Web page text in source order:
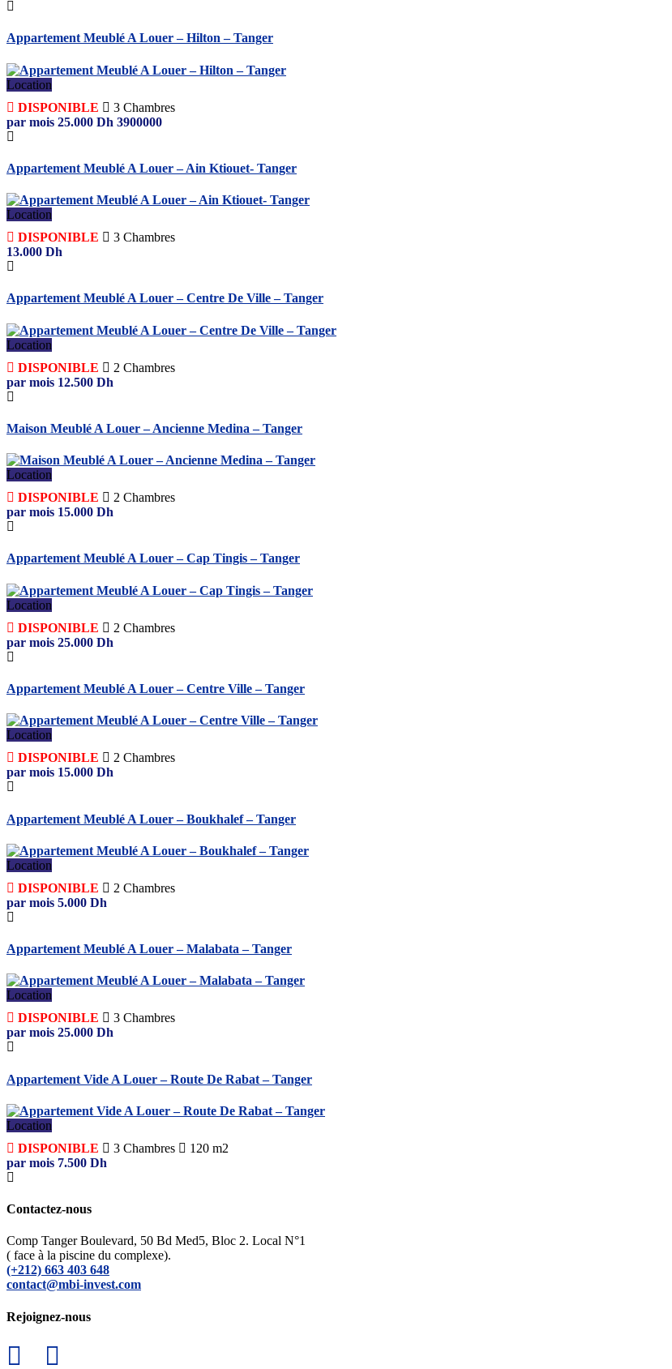
Appartement Meublé A Louer – Hilton – Tanger
Location
DISPONIBLE
3 Chambres
par mois 25.000 Dh 3900000
Appartement Meublé A Louer – Ain Ktiouet- Tanger
Location
DISPONIBLE
3 Chambres
13.000 Dh
Appartement Meublé A Louer – Centre De Ville – Tanger
Location
DISPONIBLE
2 Chambres
par mois 12.500 Dh
Maison Meublé A Louer – Ancienne Medina – Tanger
Location
DISPONIBLE
2 Chambres
par mois 15.000 Dh
Appartement Meublé A Louer – Cap Tingis – Tanger
Location
DISPONIBLE
2 Chambres
par mois 25.000 Dh
Appartement Meublé A Louer – Centre Ville – Tanger
Location
DISPONIBLE
2 Chambres
par mois 15.000 Dh
Appartement Meublé A Louer – Boukhalef – Tanger
Location
DISPONIBLE
2 Chambres
par mois 5.000 Dh
Appartement Meublé A Louer – Malabata – Tanger
Location
DISPONIBLE
3 Chambres
par mois 25.000 Dh
Appartement Vide A Louer – Route De Rabat – Tanger
Location
DISPONIBLE
3 Chambres
120 m2
par mois 7.500 Dh
Contactez-nous
Comp Tanger Boulevard, 50 Bd Med5, Bloc 2. Local N°1
( face à la piscine du complexe).
(+212) 663 403 648
contact@mbi-invest.com
Rejoignez-nous